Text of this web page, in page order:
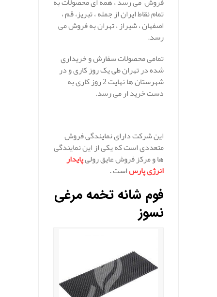
تمام نقاط ایران از جمله ، تبریز، قم ،
اصفهان ، شیراز ، تهران به فروش می
رسد.
تمامی محصولات سفارش و خریداری
شده در تهران طی یک روز کاری و در
شهرستان ها نهایت 2 روز کاری به
دست خرید ار می رسد.
این شرکت دارای نمایندگی فروش
متعددی است که یکی از این نمایندگی
ها و مرکز فروش عایق رولیپایدار
انرژی پارساست .
فوم شانه تخمه مرغی
نسوز